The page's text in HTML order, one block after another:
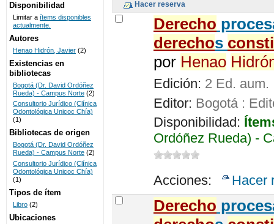
BIBLIOTECAS
UNICOC
Derecho
derechos
por Henao
Edición: 2 Ed. aum.
Editor: Bogotá :
Disponibilidad:
Ordóñez Rueda) -
Acciones: Hacer
Derecho
Disponibilidad
Limitar a ítems disponibles
actualmente.
Autores
Henao Hidrón, Javier (2)
Existencias en
bibliotecas
Bogotá (Dr. David Ordóñez
Rueda) - Campus Norte (2)
Consultorio Jurídico (Clínica
Odontológica Unicoc Chía)
(1)
Bibliotecas de origen
Bogotá (Dr. David Ordóñez
Rueda) - Campus Norte (2)
Consultorio Jurídico (Clínica
Odontológica Unicoc Chía)
(1)
Tipos de ítem
Libro (2)
Ubicaciones